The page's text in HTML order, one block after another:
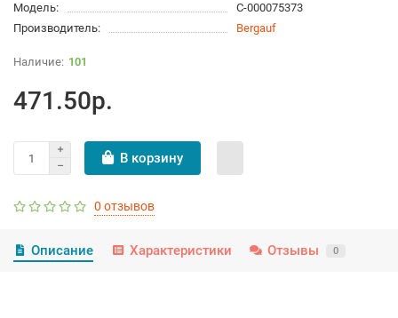
Модель:
С-000075373
Производитель:
Bergauf
101
471.50р.
В корзину
0 отзывов
Описание Характеристики Отзывы 0